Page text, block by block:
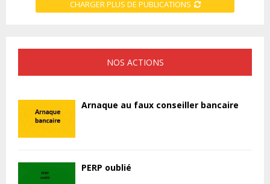
CHARGER PLUS DE PUBLICATIONS
NOS ACTIONS
Arnaque au faux conseiller bancaire
PERP oublié